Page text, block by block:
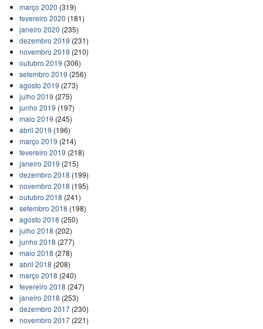
março 2020 (319)
fevereiro 2020 (181)
janeiro 2020 (235)
dezembro 2019 (231)
novembro 2019 (210)
outubro 2019 (306)
setembro 2019 (256)
agosto 2019 (273)
julho 2019 (275)
junho 2019 (197)
maio 2019 (245)
abril 2019 (196)
março 2019 (214)
fevereiro 2019 (218)
janeiro 2019 (215)
dezembro 2018 (199)
novembro 2018 (195)
outubro 2018 (241)
setembro 2018 (198)
agosto 2018 (250)
julho 2018 (202)
junho 2018 (277)
maio 2018 (278)
abril 2018 (208)
março 2018 (240)
fevereiro 2018 (247)
janeiro 2018 (253)
dezembro 2017(230)
novembro 2017(221)